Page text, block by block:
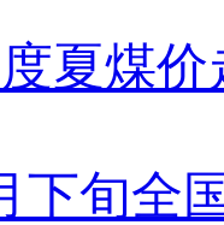
夏煤价
下旬全